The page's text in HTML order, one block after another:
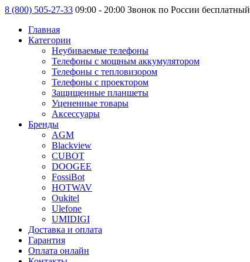
8 (800) 505-27-33 09:00 - 20:00 Звонок по России бесплатный
Главная
Категории
Неубиваемые телефоны
Телефоны с мощным аккумулятором
Телефоны с тепловизором
Телефоны с проектором
Защищенные планшеты
Уцененные товары
Аксессуары
Бренды
AGM
Blackview
CUBOT
DOOGEE
FossiBot
HOTWAV
Oukitel
Ulefone
UMIDIGI
Доставка и оплата
Гарантия
Оплата онлайн